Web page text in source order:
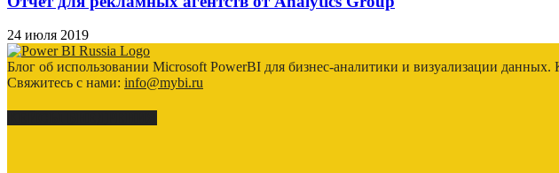
24 июля 2019
Блог об использовании Microsoft PowerBI для бизнес-аналитики и визуализации
Свяжитесь с нами: info@mybi.ru